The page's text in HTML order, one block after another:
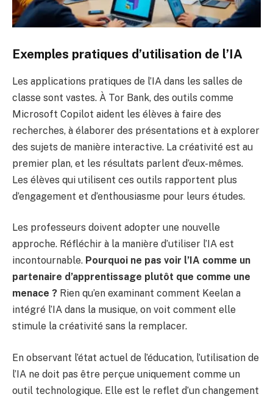
Exemples pratiques d’utilisation de l’IA
Les applications pratiques de l’IA dans les salles de
classe sont vastes. À Tor Bank, des outils comme
Microsoft Copilot aident les élèves à faire des
recherches, à élaborer des présentations et à explorer
des sujets de manière interactive. La créativité est au
premier plan, et les résultats parlent d’eux-mêmes.
Les élèves qui utilisent ces outils rapportent plus
d’engagement et d’enthousiasme pour leurs études.
Les professeurs doivent adopter une nouvelle
approche. Réfléchir à la manière d’utiliser l’IA est
incontournable. Pourquoi ne pas voir l’IA comme un
partenaire d’apprentissage plutôt que comme une
menace ? Rien qu’en examinant comment Keelan a
intégré l’IA dans la musique, on voit comment elle
stimule la créativité sans la remplacer.
En observant l’état actuel de l’éducation, l’utilisation de
l’IA ne doit pas être perçue uniquement comme un
outil technologique. Elle est le reflet d’un changement